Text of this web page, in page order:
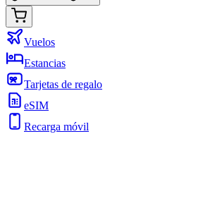
Vuelos
Estancias
Tarjetas de regalo
eSIM
Recarga móvil